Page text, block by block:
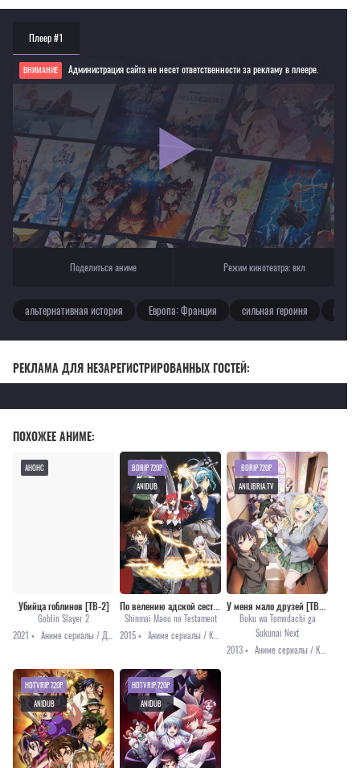
Плеер #1
ВНИМАНИЕ Администрация сайта не несет ответственности за рекламу в плеере.
Если видео не работает, обновите страницу или выберите другой плеер!
Для просмотра некоторых аниме необходимо установить VPN
Текущее воспроизведение：Непорочная Мария
Поделиться аниме Режим кинотеатра:вкл
альтернативная история Европа: Франция сильная героиня
РЕКЛАМА ДЛЯ НЕЗАРЕГИСТРИРОВАННЫХ ГОСТЕЙ:
ПОХОЖЕЕ АНИМЕ:
Убийца гоблинов [ТВ-2]
Goblin Slayer 2
2021 •
АНОНС
По велению адской сестры [ТВ-1]
Shinmai Maou no Testament
2015 •
BDRIP 720P
ANIDUB
Boku wa Tomodachi ga
Sukunai Next
2013 •
BDRIP 720P
ANILIBRIA.TV
HDTVRIP 720P
ANIDUB
HDTVRIP 720P
ANIDUB